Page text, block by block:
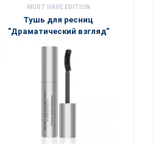
MUST HAVE EDITION
Тушь для ресниц
"Драматический взгляд"